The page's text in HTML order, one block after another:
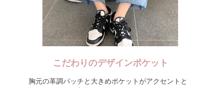
こだわりのデザインポケット
胸元の革調パッチと大きめポケットがアクセントと